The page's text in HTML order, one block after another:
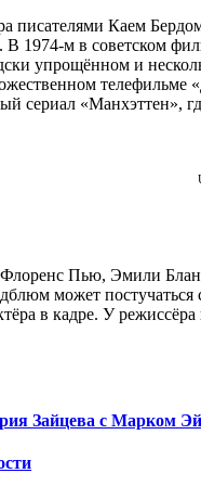
писателями Каем
В 1974-м в
упрощённом и
сериал
Пью, Эмили
может
в кадре. У
Зайцева с Марком